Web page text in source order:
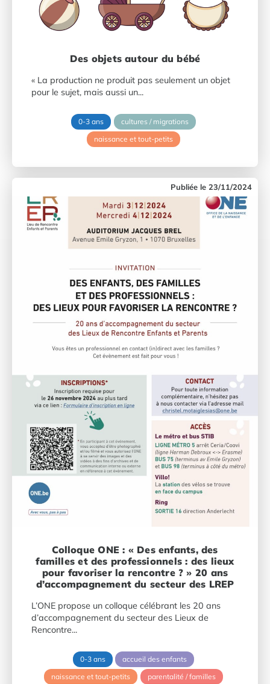
Des objets autour du bébé
« La production ne produit pas seulement un objet
pour le sujet, mais aussi un...
0-3 ans
cultures / migrations
naissance et tout-petits
23/11/2024
Colloque ONE : « Des enfants, des
familles et des professionnels : des lieux
pour favoriser la rencontre ? » 20 ans
d’accompagnement du secteur des LREP
L’ONE propose un colloque célébrant les 20 ans
d’accompagnement du secteur des Lieux de
Rencontre...
0-3 ans
accueil des enfants
naissance et tout-petits
parentalité / familles